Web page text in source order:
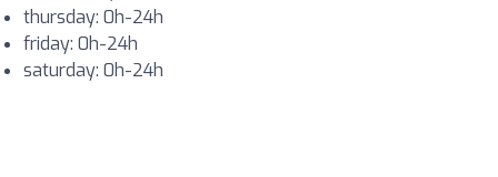
thursday: 0h-24h
friday: 0h-24h
saturday: 0h-24h